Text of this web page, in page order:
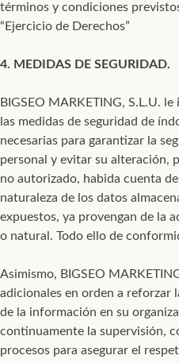
términos y condiciones
“Ejercicio de Derechos”
4. MEDIDAS DE SEGURIDAD.
BIGSEO MARKETING, S.L.U.
las medidas de seguridad de
necesarias para garantizar la
personal y evitar su alteración,
no autorizado, habida cuenta
naturaleza de los datos
expuestos, ya provengan de la
o natural. Todo ello de
Asimismo, BIGSEO
adicionales en orden a reforzar
de la información en su
continuamente la supervisión,
procesos para asegurar el